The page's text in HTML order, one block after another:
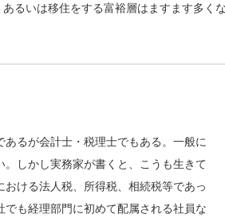
るいは移住をする富裕層はますます多く
るが会計士・税理士でもある。一般に
しかし実務家が書くと、こうも生きて
ける法人税、所得税、相続税等であっ
も経理部門に初めて配属される社員な